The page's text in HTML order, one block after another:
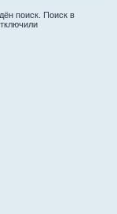
поиск. Поиск в